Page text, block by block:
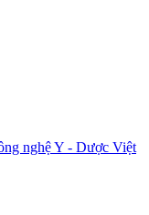
nghệ Y - Dược Việt